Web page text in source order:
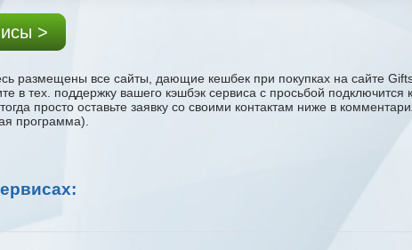
>
размещены все сайты, дающие кешбек при покупках на сайте
в тех. поддержку вашего кэшбэк сервиса с проcьбой
просто оставьте заявку со своими контактам ниже в
программа).